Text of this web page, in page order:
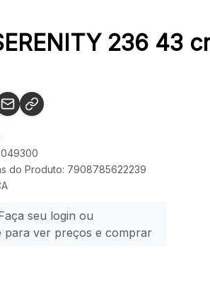
236 43
do Produto: 7908785622239
seu login ou
para ver preços e comprar